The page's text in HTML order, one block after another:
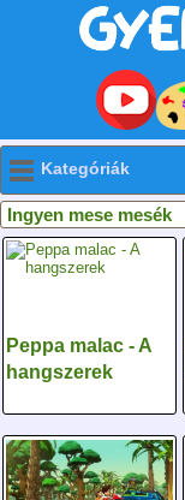
Kategóriák
Ingyen mese mesék
Peppa malac - A
hangszerek